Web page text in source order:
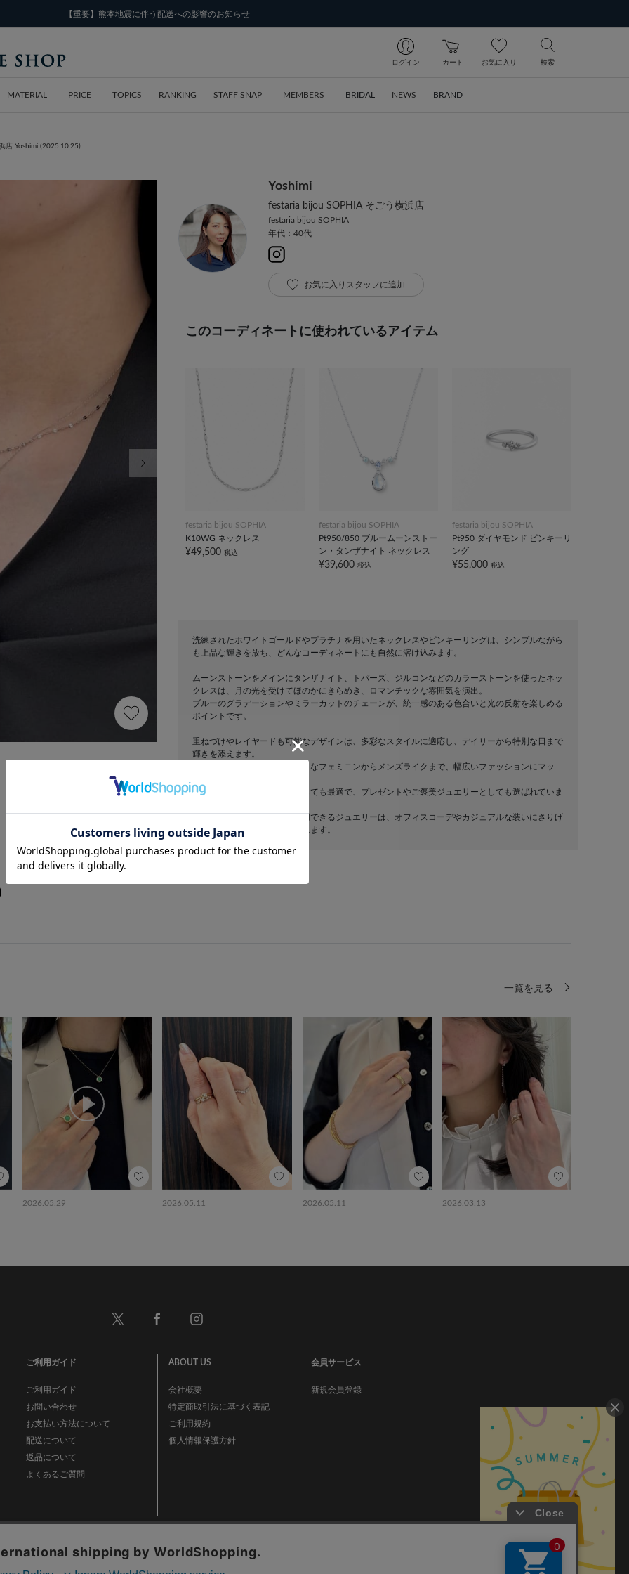
【重要】熊本地震に伴う配送への影響のお知らせ
ログイン カート お気に入り 検索
MATERIAL PRICE TOPICS RANKING STAFF SNAP MEMBERS BRIDAL NEWS BRAND
店 Yoshimi (2025.10.25)
Yoshimi
festaria bijou SOPHIA そごう横浜店
festaria bijou SOPHIA
年代：40代
お気に入りスタッフに追加
このコーディネートに使われているアイテム
festaria bijou SOPHIA
K10WG ネックレス
¥49,500 税込
festaria bijou SOPHIA
Pt950/850 ブルームーンストー
ン・タンザナイト ネックレス
¥39,600 税込
festaria bijou SOPHIA
Pt950 ダイヤモンド ピンキーリ
ング
¥55,000 税込
洗練されたホワイトゴールドやプラチナを用いたネックレスやピンキーリングは、シンプルながら
も上品な輝きを放ち、どんなコーディネートにも自然に溶け込みます。
ムーンストーンをメインにタンザナイト、トパーズ、ジルコンなどのカラーストーンを使ったネッ
クレスは、月の光を受けてほのかにきらめき、ロマンチックな雰囲気を演出。
ブルーのグラデーションやミラーカットのチェーンが、統一感のある色合いと光の反射を楽しめる
ポイントです。
重ねづけやレイヤードも可能なデザインは、多彩なスタイルに適応し、デイリーから特別な日まで
輝きを添えます。
ユニセックスで楽しめてシックなフェミニンからメンズライクまで、幅広いファッションにマッ
誕生石や記念日ジュエリーとしても最適で、プレゼントやご褒美ジュエリーとしても選ばれていま
トレンドを抑えつつも長く愛用できるジュエリーは、オフィスコーデやカジュアルな装いにさりげ
ない華やかさをプラスしてくれます。
一覧を見る
2026.05.29 2026.05.11 2026.05.11 2026.03.13
ご利用ガイド
ご利用ガイド
お問い合わせ
お支払い方法について
配送について
返品について
よくあるご質問
ABOUT US
会社概要
特定商取引法に基づく表記
ご利用規約
個人情報保護方針
会員サービス
新規会員登録